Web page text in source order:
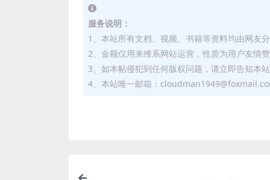
服务说明：
1、本站所有文档、视频、书籍等资料均由网友
2、金额仅用来维系网站运营，性质为用户友情
3、如本帖侵犯到任何版权问题，请立即告知本
4、本站唯一邮箱：